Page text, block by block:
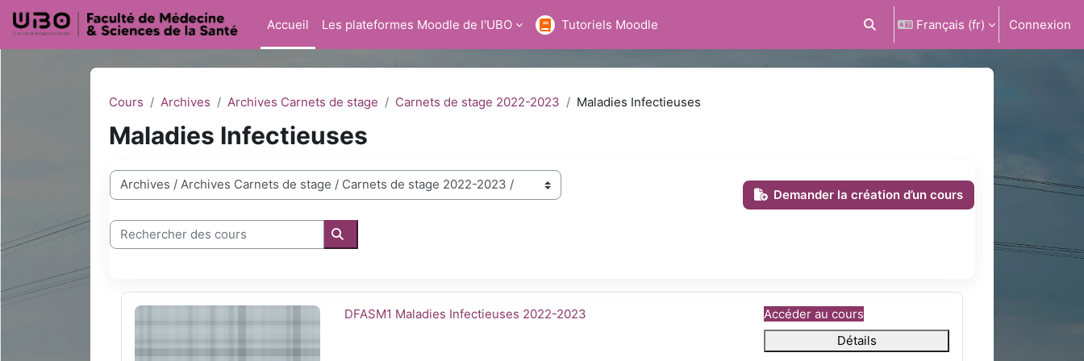
Accueil
Les plateformes Moodle de l'UBO Tutoriels Moodle Activer/désactiver la saisie de
Français ‎(fr)‎ Connexion
Cours Archives Archives Carnets de stage Carnets de stage 2022-2023 Maladies Infectieuses
Maladies Infectieuses
Catégories de cours Demander la création d’un cours
Rechercher des cours
Rechercher des cours
DFASM1 Maladies Infectieuses 2022-2023Nom du cours
DFASM1 Maladies Infectieuses 2022-2023
Accéder au cours
Détails